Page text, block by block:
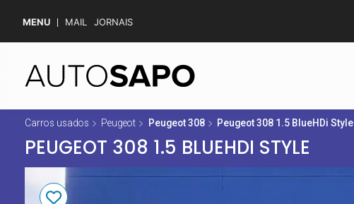
MENU MAIL JORNAIS
Carros usados Peugeot Peugeot 308 Peugeot 308 1.5 BlueHDi Style
PEUGEOT 308 1.5 BLUEHDI STYLE